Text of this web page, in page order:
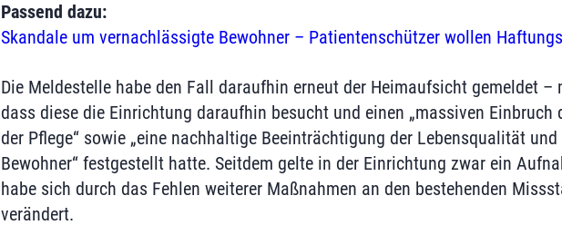
Passend dazu:
Skandale um vernachlässigte Bewohner – Patientenschützer wollen
Die Meldestelle habe den Fall daraufhin erneut der Heimaufsicht gemeldet –
dass diese die Einrichtung daraufhin besucht und einen „massiven Einbruch
der Pflege“ sowie „eine nachhaltige Beeinträchtigung der Lebensqualität
Bewohner“ festgestellt hatte. Seitdem gelte in der Einrichtung zwar ein
habe sich durch das Fehlen weiterer Maßnahmen an den bestehenden
verändert.